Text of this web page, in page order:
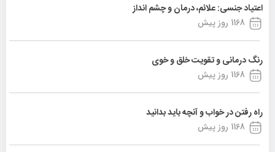
اعتیاد جنسی: علائم، درمان و چشم انداز
1168 روز پیش
رنگ درمانی و تقویت خلق و خوی
1168 روز پیش
راه رفتن در خواب و آنچه باید بدانید
1168 روز پیش